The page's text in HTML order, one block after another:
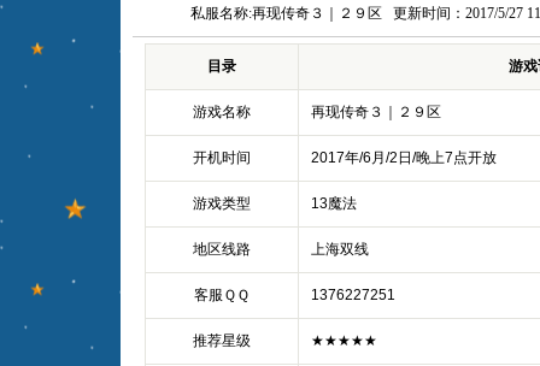
私服名称:再现传奇３｜２９区 更新时间：2017/5/27
目录 游
游戏名称 再现传奇３｜２９区
开机时间 2017年/6月/2日/晚上7点开放
游戏类型 13魔法
地区线路 上海双线
客服ＱＱ 1376227251
推荐星级 ★★★★★